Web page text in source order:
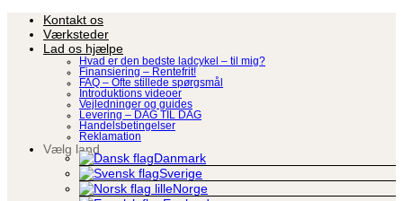
Fortsæt
indhold
Kontakt os
Værksteder
Lad os hjælpe
Hvad er den bedste ladcykel – til mig?
Finansiering – Rentefrit!
FAQ – Ofte stillede spørgsmål
Introduktions videoer
Vejledninger og guides
Levering – DAG TIL DAG
Handelsbetingelser
Reklamation
Vælg land
Danmark
Sverige
Norge